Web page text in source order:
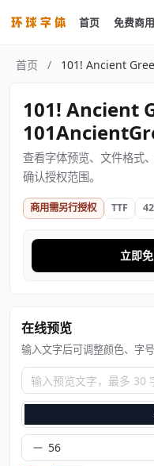
首页 免费商用
首页 / 101! Ancient
101! Ancient
查看字体预览、文件格式
确认授权范围。
商用需另行授权 TTF
立即
在线预览
输入文字后可调整颜色、字
输入预览文字，最多 30